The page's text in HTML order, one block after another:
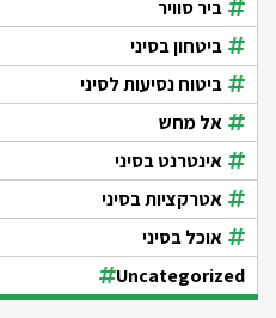
ביר סוויר
ביטחון בסיני
ביטוח נסיעות לסיני
אל מחש
אינטרנט בסיני
אטרקציות בסיני
אוכל בסיני
Uncategorized